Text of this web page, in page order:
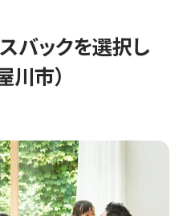
の方
みの方
る理由
バックを選択し
川市）